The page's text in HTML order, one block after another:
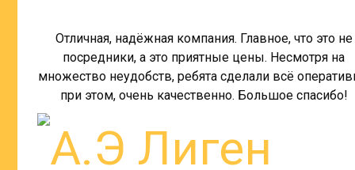
Отличная, надёжная компания. Главное, что это не
посредники, а это приятные цены. Несмотря на
множество неудобств, ребята сделали всё
при этом, очень качественно. Большое спасибо!